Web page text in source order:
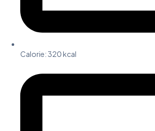
Calorie:320 kcal